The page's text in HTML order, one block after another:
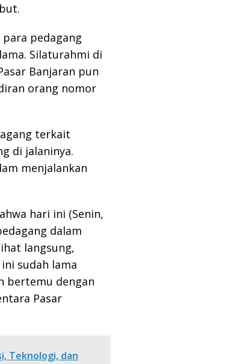
pedagang
Silaturahmi di
Banjaran pun
orang nomor
terkait
di jalaninya.
menjalankan
hari ini (Senin,
dalam
langsung,
sudah lama
bertemu dengan
Pasar
Teknologi, dan